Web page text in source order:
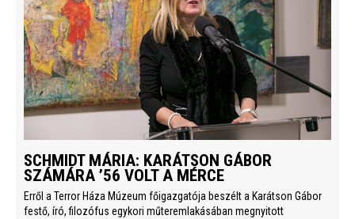
SCHMIDT MÁRIA: KARÁTSON GÁBOR
SZÁMÁRA ’56 VOLT A MÉRCE
Erről a Terror Háza Múzeum főigazgatója beszélt a Karátson Gábor
festő, író, filozófus egykori műteremlakásában megnyitott